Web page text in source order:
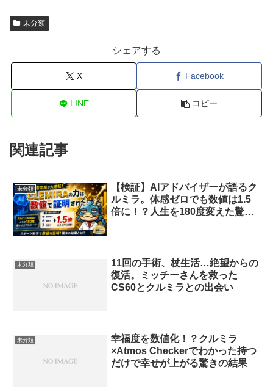
未分類
シェアする
X Facebook
LINE コピー
関連記事
未分類
【検証】AIアドバイザーが語るク
ルミラ。体感ゼロでも数値は1.5
倍に！？人生を180度変えた驚き
未分類
11回の手術、杖生活…絶望からの
復活。ミッチーさんを救った
CS60とクルミラとの出会い
未分類
幸福度を数値化！？クルミラ
×Atmos Checkerでわかった持つ
だけで幸せが上がる驚きの結果